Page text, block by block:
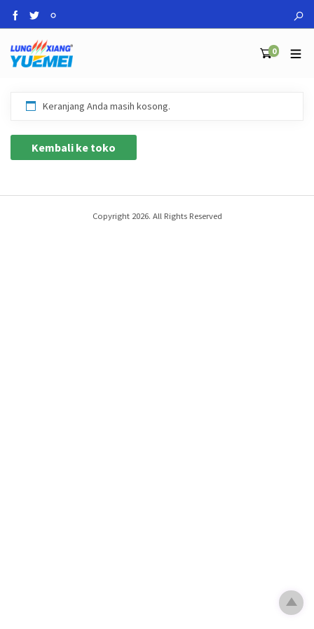
0
Keranjang Anda masih kosong.
Kembali ke toko
Copyright 2026. All Rights Reserved